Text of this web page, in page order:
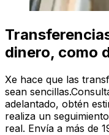
dinero, como
Xe hace que las
sean
adelantado, obtén
realiza un
real. Envía a más de